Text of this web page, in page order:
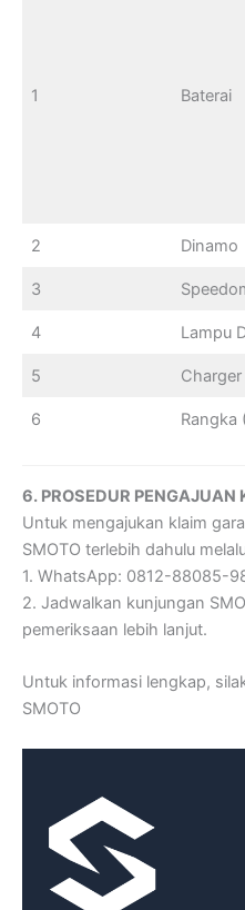
1 Baterai
2 Dinamo
3
4 Lampu
5 Charger
6 Rangka
6. PROSEDUR PENGAJUAN
Untuk mengajukan klaim
SMOTO terlebih dahulu
1. WhatsApp: 0812-88085-
2. Jadwalkan kunjungan
pemeriksaan lebih lanjut.
Untuk informasi lengkap,
SMOTO